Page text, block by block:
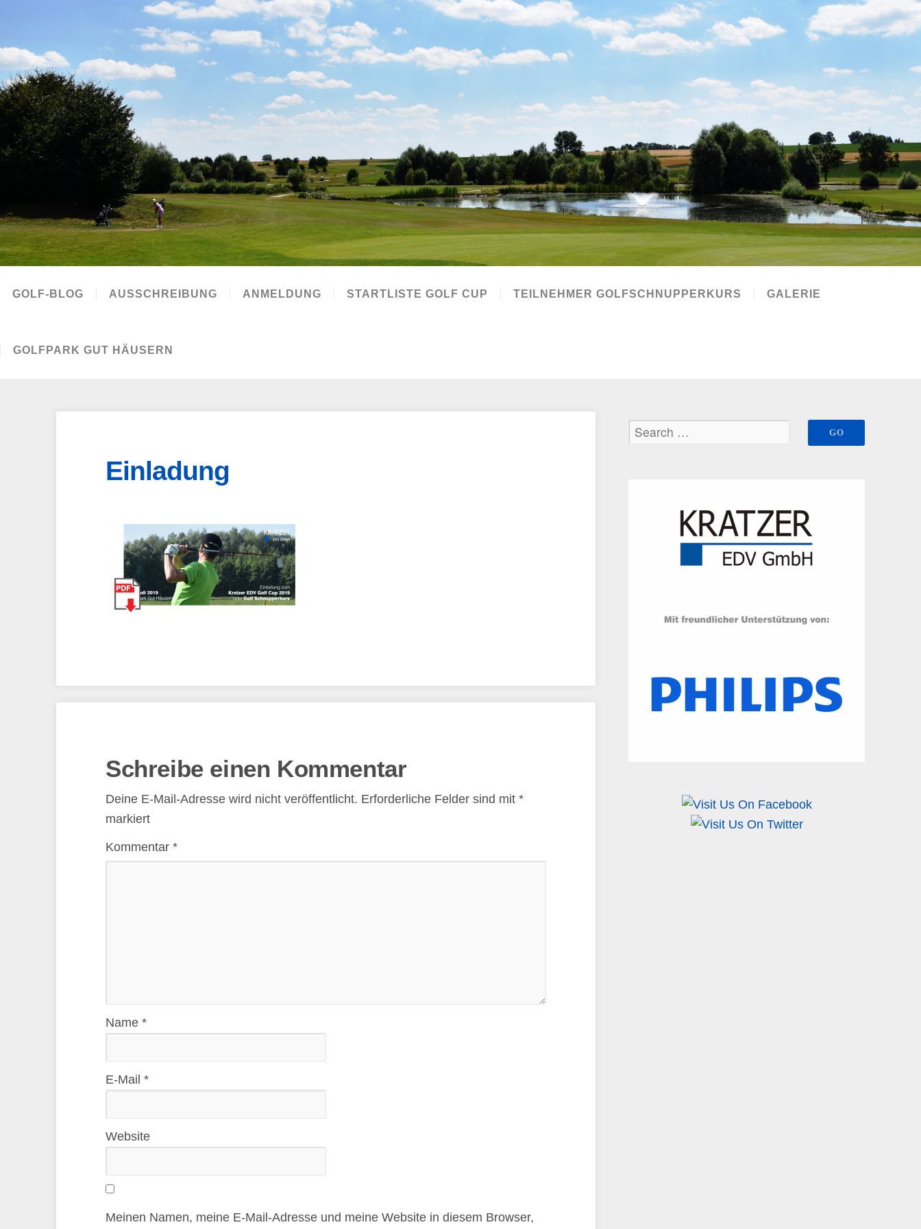
GOLF-BLOG AUSSCHREIBUNG ANMELDUNG STARTLISTE GOLF CUP TEILNEHMER GOLFSCHNUPPERKURS GALERIE
GOLFPARK GUT HÄUSERN
Einladung
Schreibe einen Kommentar
Deine E-Mail-Adresse wird nicht veröffentlicht. Erforderliche Felder sind mit *
markiert
Kommentar *
Name *
E-Mail *
Website
Meinen Namen, meine E-Mail-Adresse und meine Website in diesem Browser,